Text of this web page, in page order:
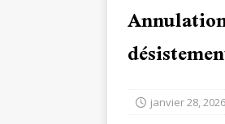
janvier 28, 2026